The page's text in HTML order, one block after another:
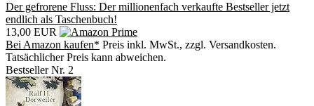
Der gefrorene Fluss: Der millionenfach verkaufte Bestseller jetzt
endlich als Taschenbuch!
13,00 EUR
Bei Amazon kaufen* Preis inkl. MwSt., zzgl. Versandkosten.
Tatsächlicher Preis kann abweichen.
Bestseller Nr. 2